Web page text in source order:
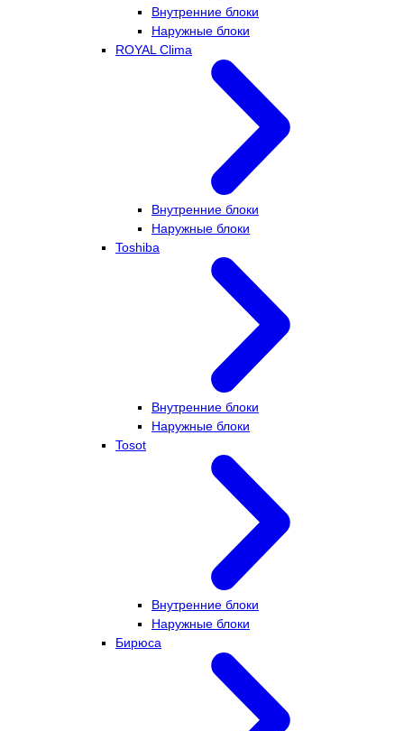
Внутренние блоки
Наружные блоки
ROYAL Clima
Внутренние блоки
Наружные блоки
Toshiba
Внутренние блоки
Наружные блоки
Tosot
Внутренние блоки
Наружные блоки
Бирюса